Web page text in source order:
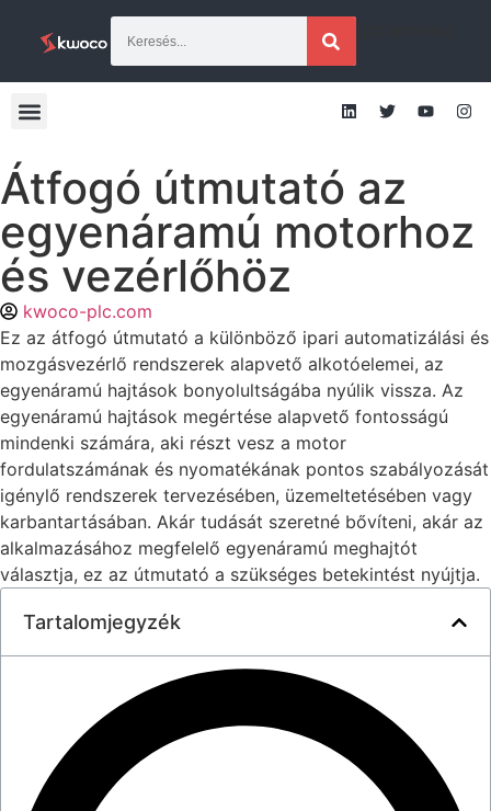
Átfogó útmutató az
egyenáramú motorhoz
és vezérlőhöz
kwoco-plc.com
Ez az átfogó útmutató a különböző ipari automatizálási és
mozgásvezérlő rendszerek alapvető alkotóelemei, az
egyenáramú hajtások bonyolultságába nyúlik vissza. Az
egyenáramú hajtások megértése alapvető fontosságú
mindenki számára, aki részt vesz a motor
fordulatszámának és nyomatékának pontos szabályozását
igénylő rendszerek tervezésében, üzemeltetésében vagy
karbantartásában. Akár tudását szeretné bővíteni, akár az
alkalmazásához megfelelő egyenáramú meghajtót
választja, ez az útmutató a szükséges betekintést nyújtja.
Tartalomjegyzék